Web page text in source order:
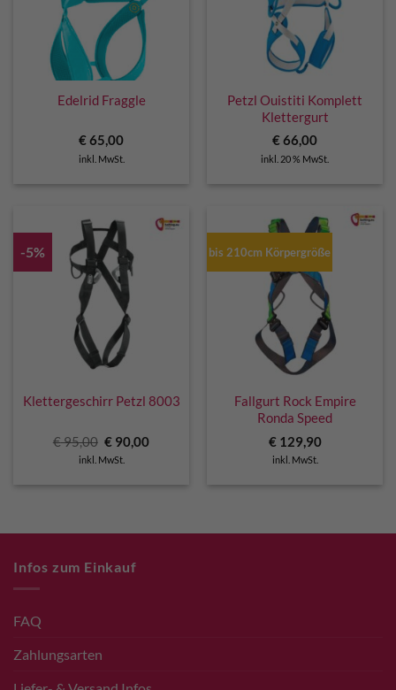
Edelrid Fraggle
€65,00
inkl. MwSt.
Petzl Ouistiti Komplett
Klettergurt
€66,00
inkl. 20 % MwSt.
-5%
Klettergeschirr Petzl 8003
€95,00 Ursprünglicher
Preis
war:
€ 90,00Aktueller
inkl. MwSt.
bis 210cm Körpergröße
Fallgurt Rock Empire
Ronda Speed
€129,90
inkl. MwSt.
Infos zum Einkauf
FAQ
Zahlungsarten